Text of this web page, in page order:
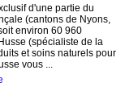
d'une partie du
(cantons de Nyons,
environ 60 960
(spécialiste de la
et soins naturels pour
vous ...